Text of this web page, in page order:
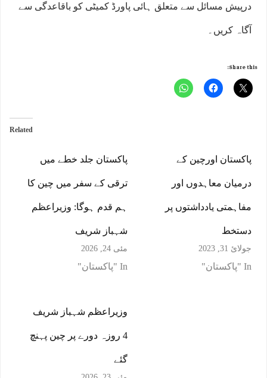
درپیش مسائل سے متعلق ہائی پاورڈ کمیٹی کو باقاعدگی سے
آگاہ کریں۔
Share this:
Related
پاکستان جلد خطے میں
ترقی کے سفر میں چین کا
ہم قدم ہوگا: وزیراعظم
شہباز شریف
مئی 24, 2026
In "پاکستان"
پاکستان اورچین کے
درمیان معاہدوں اور
مفاہمتی یادداشتوں پر
دستخط
جولائ 31, 2023
In "پاکستان"
وزیراعظم شہباز شریف
4 روزہ دورے پر چین پہنچ
گئے